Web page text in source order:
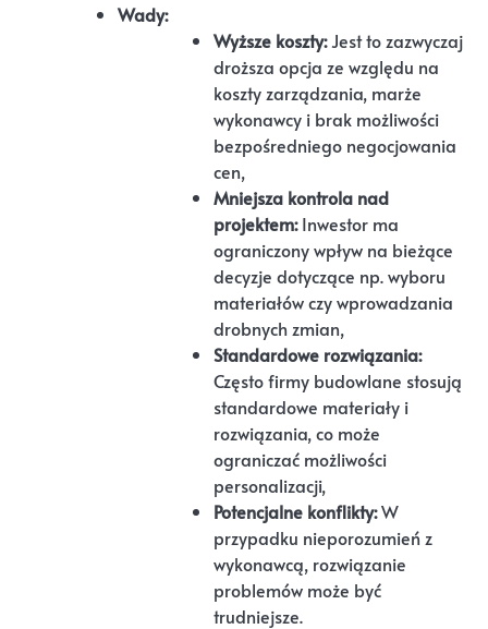
Wady:
Wyższe koszty:Jest to zazwyczaj
droższa opcja ze względu na
koszty zarządzania, marże
wykonawcy i brak możliwości
bezpośredniego negocjowania
cen,
Mniejsza kontrola nad
projektem:Inwestor ma
ograniczony wpływ na bieżące
decyzje dotyczące np. wyboru
materiałów czy wprowadzania
drobnych zmian,
Standardowe rozwiązania:
Często firmy budowlane stosują
standardowe materiały i
rozwiązania, co może
ograniczać możliwości
personalizacji,
Potencjalne konflikty:W
przypadku nieporozumień z
wykonawcą, rozwiązanie
problemów może być
trudniejsze.